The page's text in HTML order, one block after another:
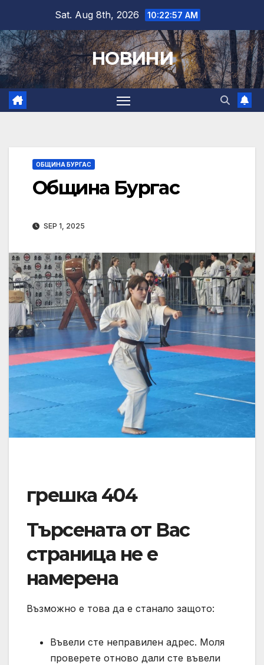
content
Sat. Aug 8th, 2026 10:22:58 AM
НОВИНИ
ОБЩИНА БУРГАС
Община Бургас
SEP 1, 2025
грешка 404
Търсената от Вас
страница не е
намерена
Възможно е това да е станало защото:
Въвели сте неправилен адрес. Моля
проверете отново дали сте въвели